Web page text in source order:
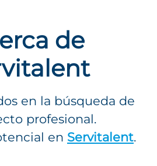
de
en la búsqueda de
profesional.
en Servitalent.